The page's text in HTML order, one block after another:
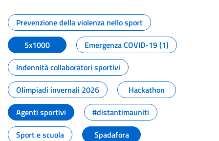
Tutti i contenuti della pagina
Prevenzione della violenza nello sport
5x1000
Emergenza COVID-19 (1)
Indennità collaboratori sportivi
Olimpiadi invernali 2026
Hackathon
Agenti sportivi
#distantimauniti
Sport e scuola
Spadafora